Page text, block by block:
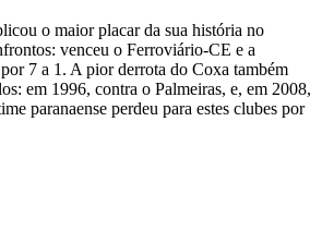
o maior placar da sua história no
venceu o Ferroviário-CE e a
7 a 1. A pior derrota do Coxa também
em 1996, contra o Palmeiras, e, em 2008,
paranaense perdeu para estes clubes por